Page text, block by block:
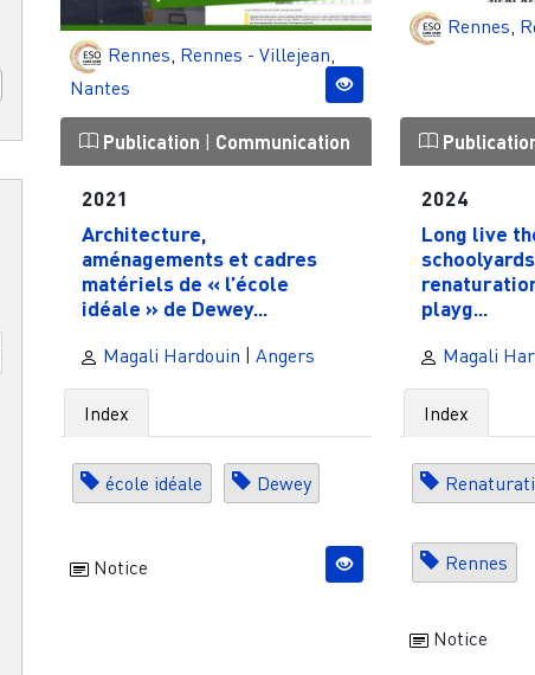
Rennes, Rennes - Villejean,
Nantes
Rennes,
Publication | Communication
2021
Architecture,
aménagements et cadres
matériels de « l’école
idéale » de Dewey...
Magali Hardouin | Angers
Index
école idéale Dewey
Notice
2024
Long live
playg...
Magali
Index
Rennes
Notice